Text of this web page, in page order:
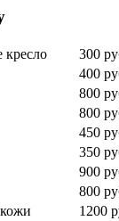
кресло
300
400
800
800
450
350
900
800
1200